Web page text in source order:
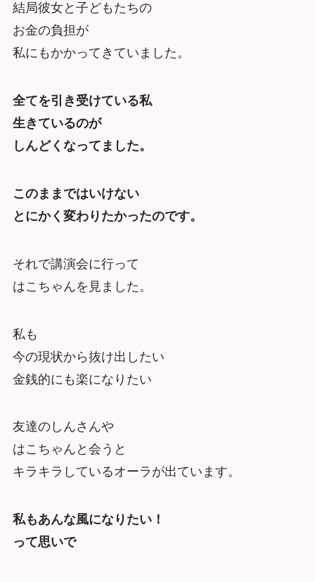
結局彼女と子どもたちの
お金の負担が
私にもかかってきていました。
全てを引き受けている私
生きているのが
しんどくなってました。
このままではいけない
とにかく変わりたかったのです。
それで講演会に行って
はこちゃんを見ました。
私も
今の現状から抜け出したい
金銭的にも楽になりたい
友達のしんさんや
はこちゃんと会うと
キラキラしているオーラが出ています。
私もあんな風になりたい！
って思いで